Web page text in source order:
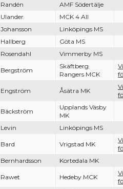
Randén
AMF Södertälje
Ulander
MCK 4 All
Johansson
Linköpings MS
Hallberg
Göta MS
Rosendahl Vimmerby MS
Bergström
Skäftberg
Rangers MCK
Engström Åsätra MK
Bäckström
Upplands Väsby
MK
Levin Linköpings MS
Bard Vrigstad MK
Bernhardsson Kortedala MK
Rawet Hedeby MCK